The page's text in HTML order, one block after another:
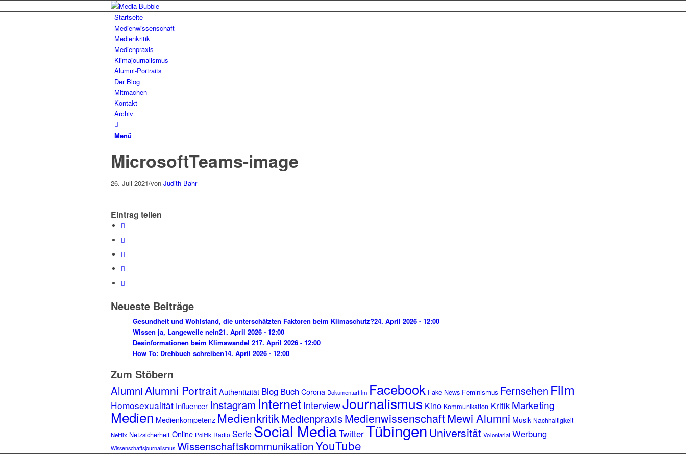
Startseite
Medienwissenschaft
Medienkritik
Medienpraxis
Klimajournalismus
Alumni-Portraits
Der Blog
Mitmachen
Kontakt
Archiv
Menü
MicrosoftTeams-image
26. Juli 2021/von Judith Bahr
Eintrag teilen
Neueste Beiträge
Gesundheit und Wohlstand, die unterschätzten Faktoren beim Klimaschutz?24. April 2026 - 12:00
Wissen ja, Langeweile nein21. April 2026 - 12:00
Desinformationen beim Klimawandel 217. April 2026 - 12:00
How To: Drehbuch schreiben14. April 2026 - 12:00
Zum Stöbern
AlumniAlumni Portrait Authentizität Blog Buch Corona Dokumentarfilm Facebook Fake-News Feminismus Fernsehen Film
Homosexualität Influencer Instagram InternetInterviewJournalismus Kino Kommunikation Kritik Marketing
Medien Medienkompetenz MedienkritikMedienpraxisMedienwissenschaftMewi Alumni Musik Nachhaltigkeit
Netflix Netzsicherheit Online Politik Radio Serie Social MediaTwitterTübingenUniversität Volontariat Werbung
Wissenschaftsjournalismus WissenschaftskommunikationYouTube